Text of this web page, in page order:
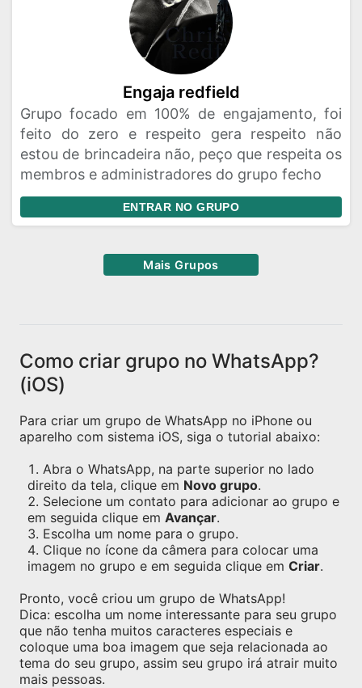
Engaja redfield
Grupo focado em 100% de engajamento, foi
feito do zero e respeito gera respeito não
estou de brincadeira não, peço que respeita os
membros e administradores do grupo fecho
ENTRAR NO GRUPO
Mais Grupos
Como criar grupo no WhatsApp?
(iOS)
Para criar um grupo de WhatsApp no iPhone ou
aparelho com sistema iOS, siga o tutorial abaixo:
Abra o WhatsApp, na parte superior no lado
direito da tela, clique em Novo grupo.
Selecione um contato para adicionar ao grupo e
em seguida clique em Avançar.
Escolha um nome para o grupo.
Clique no ícone da câmera para colocar uma
imagem no grupo e em seguida clique em Criar.
Pronto, você criou um grupo de WhatsApp!
Dica: escolha um nome interessante para seu grupo
que não tenha muitos caracteres especiais e
coloque uma boa imagem que seja relacionada ao
tema do seu grupo, assim seu grupo irá atrair muito
mais pessoas.